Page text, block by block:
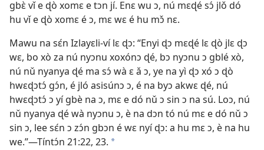
gbɛ̀ vǐ e ɖò xomɛ e tɔn jí. Enɛ wu ɔ, nú mɛɖé sɔ́ jlǒ dó
hu vǐ e ɖò xomɛ é ɔ, mɛ wɛ é hu mɔ̌ nɛ.
Mawu na sɛ́n Izlayɛli-ví lɛ ɖɔ: “Enyi ɖɔ mɛɖé lɛ ɖò jlɛ ɖɔ
wɛ, bo xò za nú nyɔnu xoxónɔ ɖé, bɔ nyɔnu ɔ gblé xò,
nú nǔ nyanya ɖé ma sɔ́ wà ɛ ǎ ɔ, ye na yì ɖɔ xó ɔ ɖò
hwɛɖɔtɔ́ gɔ́n, é jló asisúnɔ ɔ, é na byɔ akwɛ ɖé, nú
hwɛɖɔtɔ́ ɔ yí gbè na ɔ, mɛ e dó nǔ ɔ sin ɔ na sú. Loɔ, nú
nǔ nyanya ɖé wà nyɔnu ɔ, è na dɔn tó nú mɛ e dó nǔ ɔ
sin ɔ, lee sɛ́n ɔ zɔ́n gbɔn é wɛ nyí ɖɔ: a hu mɛ ɔ, è na hu
we.”—Tíntɔ́n 21:22, 23. a